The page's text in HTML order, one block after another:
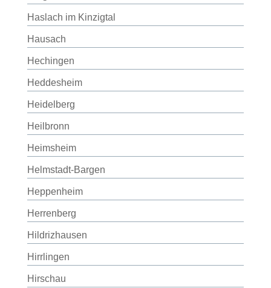
Haslach im Kinzigtal
Hausach
Hechingen
Heddesheim
Heidelberg
Heilbronn
Heimsheim
Helmstadt-Bargen
Heppenheim
Herrenberg
Hildrizhausen
Hirrlingen
Hirschau